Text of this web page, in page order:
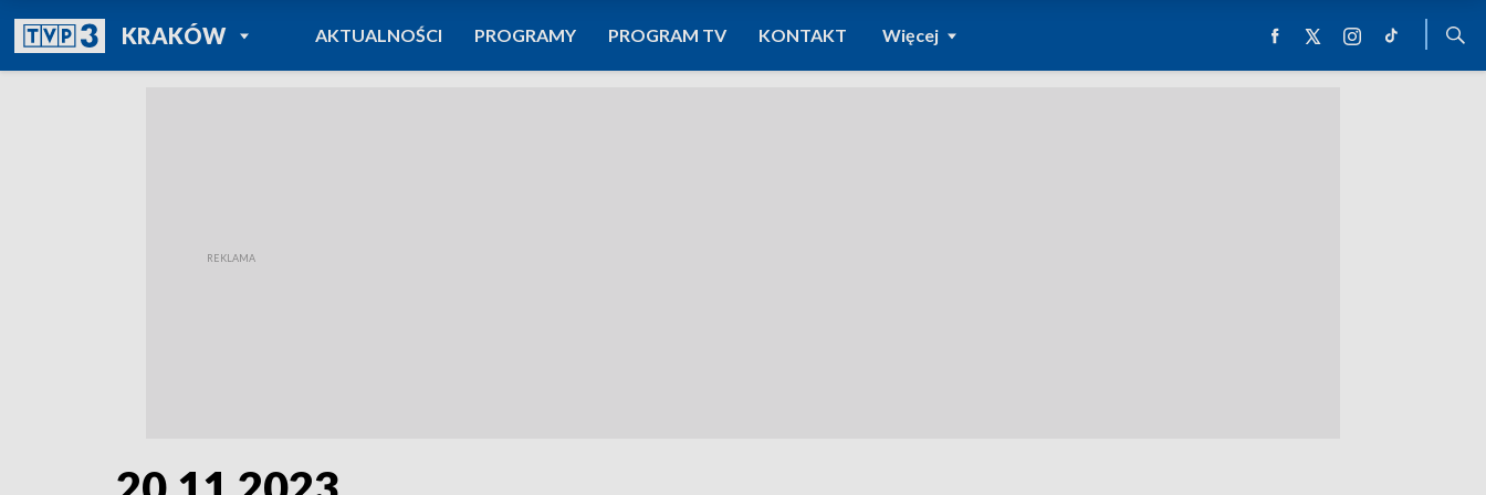
KRAKÓWPOWRÓT DO
TVP REGIONY
AKTUALNOŚCI PROGRAMY PROGRAM TV KONTAKT Więcej